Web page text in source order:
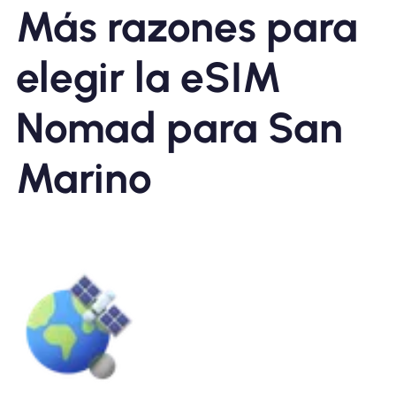
Más razones para
elegir la eSIM
Nomad para San
Marino